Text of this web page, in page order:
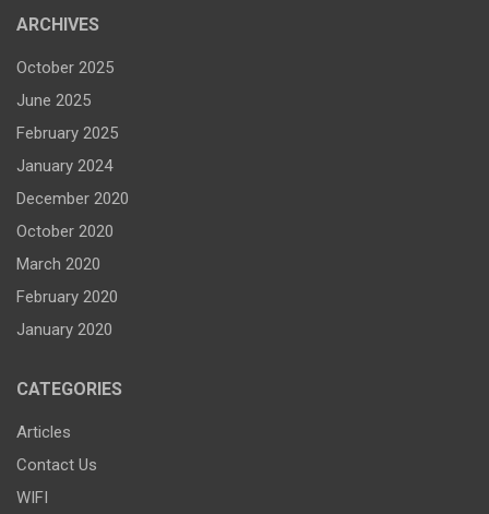
ARCHIVES
October 2025
June 2025
February 2025
January 2024
December 2020
October 2020
March 2020
February 2020
January 2020
CATEGORIES
Articles
Contact Us
WIFI